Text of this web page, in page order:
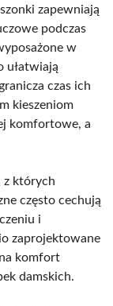
zapewniają
podczas
w
ułatwiają
czas ich
kieszeniom
komfortowe, a
z których
często cechują
i
zaprojektowane
komfort
damskich.